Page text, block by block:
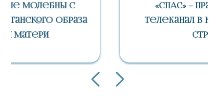
«СПАС» – Православный
Телеканал В Каждом Доме